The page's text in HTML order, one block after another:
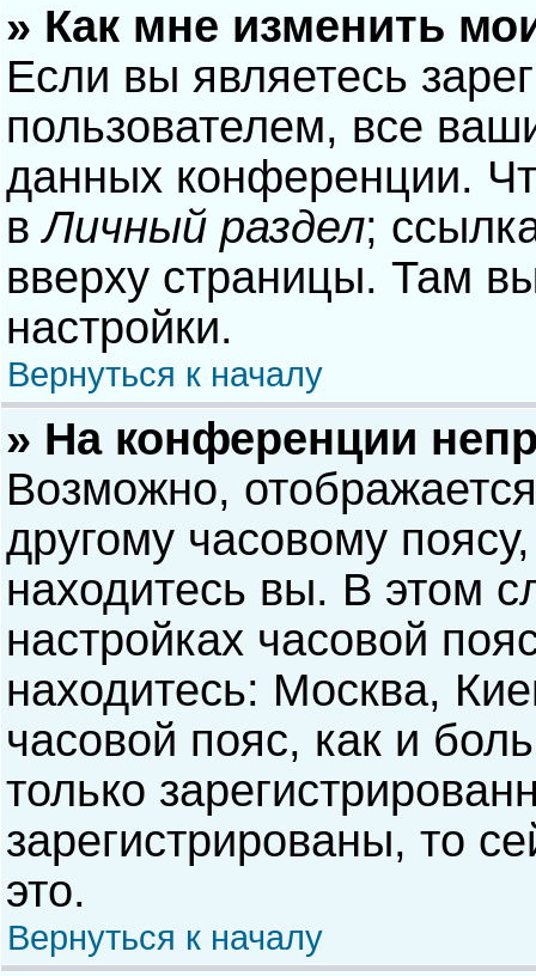
» Как мне изменить
Если вы являетесь
пользователем, все
данных конференции.
вЛичный раздел;
вверху страницы. Там
настройки.
Вернуться к началу
» На конференции
Возможно,
другому часовому
находитесь вы. В этом
настройках часовой
находитесь: Москва,
часовой пояс, как и
только
зарегистрированы, то
это.
Вернуться к началу